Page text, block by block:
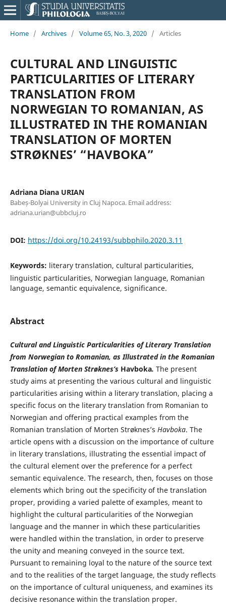
Home / Archives / Volume 65, No. 3, 2020 / Articles
CULTURAL AND LINGUISTIC
PARTICULARITIES OF LITERARY
TRANSLATION FROM
NORWEGIAN TO ROMANIAN, AS
ILLUSTRATED IN THE ROMANIAN
TRANSLATION OF MORTEN
STRØKNES’ “HAVBOKA”
Adriana Diana URIAN
Babeș-Bolyai University in Cluj Napoca. Email address:
adriana.urian@ubbcluj.ro
DOI: https://doi.org/10.24193/subbphilo.2020.3.11
Keywords: literary translation, cultural particularities,
linguistic particularities, Norwegian language, Romanian
language, semantic equivalence, significance.
Abstract
Cultural and Linguistic Particularities of Literary Translation
from Norwegian to Romanian, as Illustrated in the Romanian
Translation of Morten Strøknes’s Havboka. The present
study aims at presenting the various cultural and linguistic
particularities arising within a literary translation, placing a
specific focus on the literary translation from Romanian to
Norwegian and offering practical examples from the
Romanian translation of Morten Strøknes’s Havboka. The
article opens with a discussion on the importance of culture
in literary translations, illustrating the essential impact of
the cultural element over the preference for a perfect
semantic equivalence. The research, then, focuses on those
elements which bring out the specificity of the translation
proper, providing a varied palette of examples, meant to
highlight the cultural particularities of the Norwegian
language and the manner in which these particularities
were handled within the translation, in order to preserve
the unity and meaning conveyed in the source text.
Pursuant to remaining loyal to the nature of the source text
and to the realities of the target language, the study reflects
on the importance of cultural uniqueness, and examines its
decisive resonance within the translation proper.